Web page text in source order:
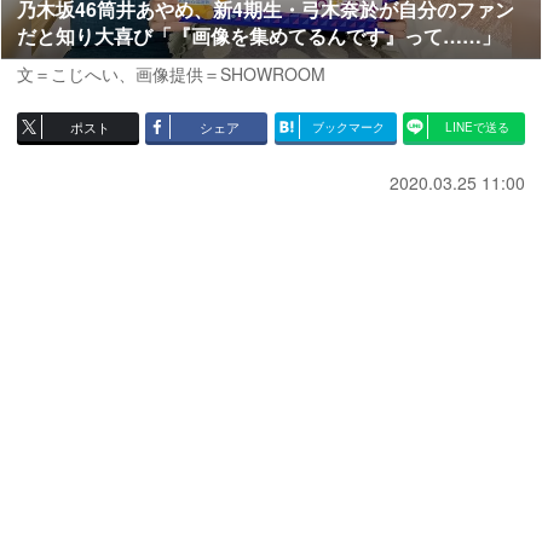
乃木坂46筒井あやめ、新4期生・弓木奈於が自分のファン
だと知り大喜び「『画像を集めてるんです』って……」
文＝こじへい、画像提供＝SHOWROOM
ポスト シェア ブックマーク LINEで送る
2020.03.25 11:00